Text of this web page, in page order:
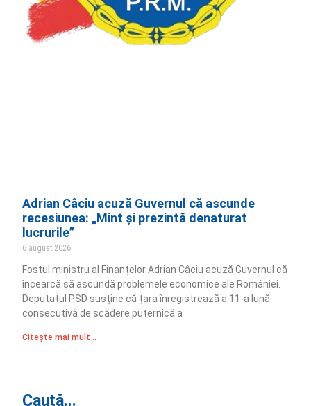
Adrian Câciu acuză Guvernul că ascunde
recesiunea: „Mint și prezintă denaturat
lucrurile”
6 august 2026
Fostul ministru al Finanțelor Adrian Câciu acuză Guvernul că
încearcă să ascundă problemele economice ale României.
Deputatul PSD susține că țara înregistrează a 11-a lună
consecutivă de scădere puternică a
Citește mai mult ..
Caută...